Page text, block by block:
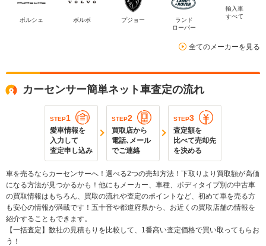
ポルシェ ボルボ プジョー
ランド
ローバー
輸入車
すべて
全てのメーカーを見る
カーセンサー簡単ネット車査定の流れ
STEP1
愛車情報を
入力して
査定申し込み
STEP2
買取店から
電話､メール
でご連絡
STEP3
査定額を
比べて売却先
を決める
車を売るならカーセンサーへ！選べる2つの売却方法！下取りより買取額が高価
になる方法が見つかるかも！他にもメーカー、車種、ボディタイプ別の中古車
の買取情報はもちろん、買取の流れや査定のポイントなど、初めて車を売る方
も安心の情報が満載です！五十音や都道府県から、お近くの買取店舗の情報を
紹介することもできます。
【一括査定】数社の見積もりを比較して、1番高い査定価格で買い取ってもらお
う！